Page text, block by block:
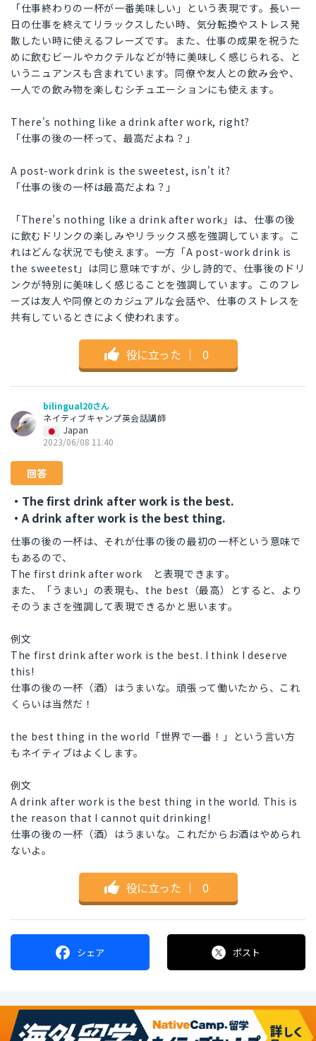
「仕事終わりの一杯が一番美味しい」という表現です。長い一
日の仕事を終えてリラックスしたい時、気分転換やストレス発
散したい時に使えるフレーズです。また、仕事の成果を祝うた
めに飲むビールやカクテルなどが特に美味しく感じられる、と
いうニュアンスも含まれています。同僚や友人との飲み会や、
一人での飲み物を楽しむシチュエーションにも使えます。
There's nothing like a drink after work, right?
「仕事の後の一杯って、最高だよね？」
A post-work drink is the sweetest, isn't it?
「仕事の後の一杯は最高だよね？」
「There's nothing like a drink after work」は、仕事の後
に飲むドリンクの楽しみやリラックス感を強調しています。こ
れはどんな状況でも使えます。一方「A post-work drink is
the sweetest」は同じ意味ですが、少し詩的で、仕事後のドリ
ンクが特別に美味しく感じることを強調しています。このフレ
ーズは友人や同僚とのカジュアルな会話や、仕事のストレスを
共有しているときによく使われます。
役に立った ｜ 0
bilingual20さん
ネイティブキャンプ英会話講師
Japan
2023/06/08 11:40
回答
・The first drink after work is the best.
・A drink after work is the best thing.
仕事の後の一杯は、それが仕事の後の最初の一杯という意味で
もあるので、
The first drink after work と表現できます。
また、「うまい」の表現も、the best（最高）とすると、より
そのうまさを強調して表現できるかと思います。
例文
The first drink after work is the best. I think I deserve
this!
仕事の後の一杯（酒）はうまいな。頑張って働いたから、これ
くらいは当然だ！
the best thing in the world「世界で一番！」という言い方
もネイティブはよくします。
例文
A drink after work is the best thing in the world. This is
the reason that I cannot quit drinking!
仕事の後の一杯（酒）はうまいな。これだからお酒はやめられ
ないよ。
役に立った ｜ 0
シェア ポスト